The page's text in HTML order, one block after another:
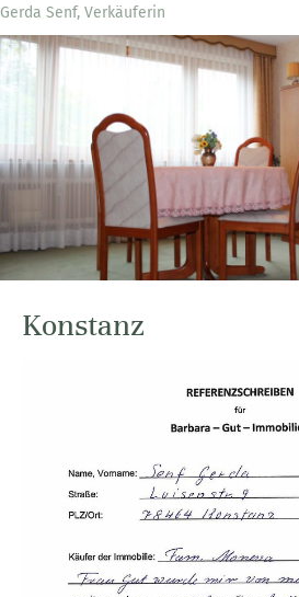
Gerda Senf, Verkäuferin
Konstanz